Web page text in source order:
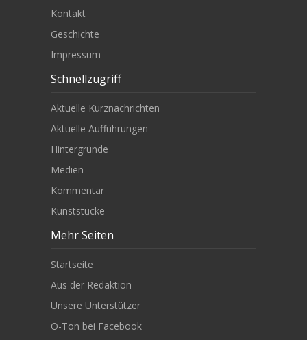
Kontakt
Geschichte
Impressum
Schnellzugriff
Aktuelle Kurznachrichten
Aktuelle Aufführungen
Hintergründe
Medien
Kommentar
Kunststücke
Mehr Seiten
Startseite
Aus der Redaktion
Unsere Unterstützer
O-Ton bei Facebook